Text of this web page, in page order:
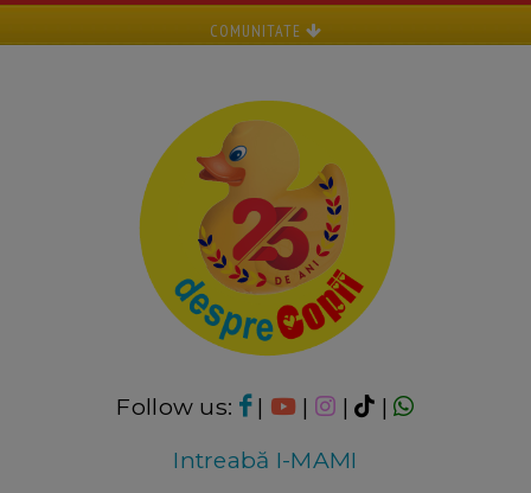
COMUNITATE
Follow us: | | |
|
Intreabă I-MAMI